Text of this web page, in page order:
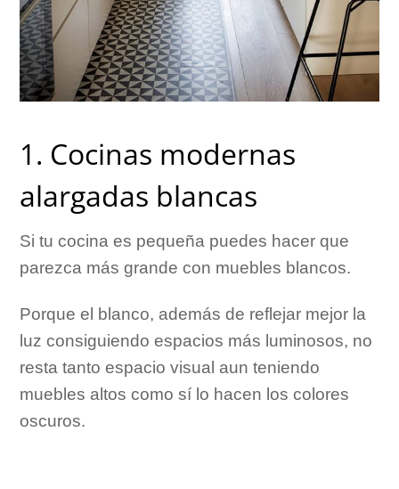
1. Cocinas modernas
alargadas blancas
Si tu cocina es pequeña puedes hacer que
parezca más grande con muebles blancos.
Porque el blanco, además de reflejar mejor la
luz consiguiendo espacios más luminosos, no
resta tanto espacio visual aun teniendo
muebles altos como sí lo hacen los colores
oscuros.